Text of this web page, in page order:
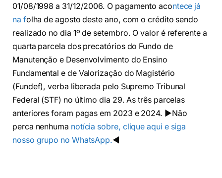
01/08/1998 a 31/12/2006. O pagamento acontece já
na folha de agosto deste ano, com o crédito sendo
realizado no dia 1º de setembro. O valor é referente a
quarta parcela dos precatórios do Fundo de
Manutenção e Desenvolvimento do Ensino
Fundamental e de Valorização do Magistério
(Fundef), verba liberada pelo Supremo Tribunal
Federal (STF) no último dia 29. As três parcelas
anteriores foram pagas em 2023 e 2024. ▶️Não
perca nenhuma notícia sobre, clique aqui e siga
nosso grupo no WhatsApp.◀️